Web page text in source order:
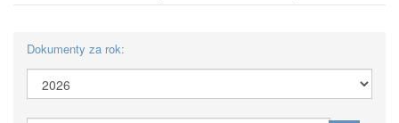
Dokumenty za rok: